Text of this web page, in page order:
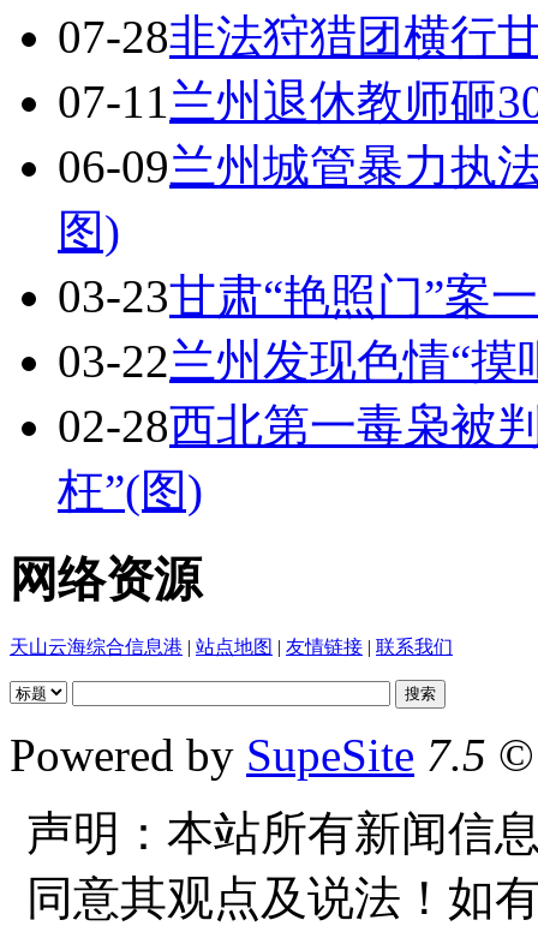
07-28非法狩猎团横行
07-11兰州退休教师砸
06-09兰州城管暴力执
图)
03-23甘肃“艳照门”案
03-22兰州发现色情“
02-28西北第一毒枭被
枉”(图)
网络资源
天山云海综合信息港 | 站点地图 | 友情链接 | 联系我们
Powered by SupeSite 7.5 ©
声明：本站所有新闻信
同意其观点及说法！如